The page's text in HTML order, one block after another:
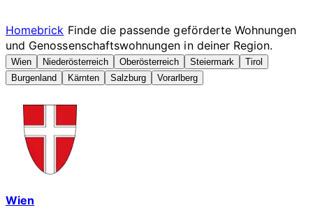
Homebrick Finde die passende geförderte Wohnungen
und Genossenschaftswohnungen in deiner Region.
Wien Niederösterreich Oberösterreich Steiermark
Tirol
Burgenland
Kärnten Salzburg Vorarlberg
Wien